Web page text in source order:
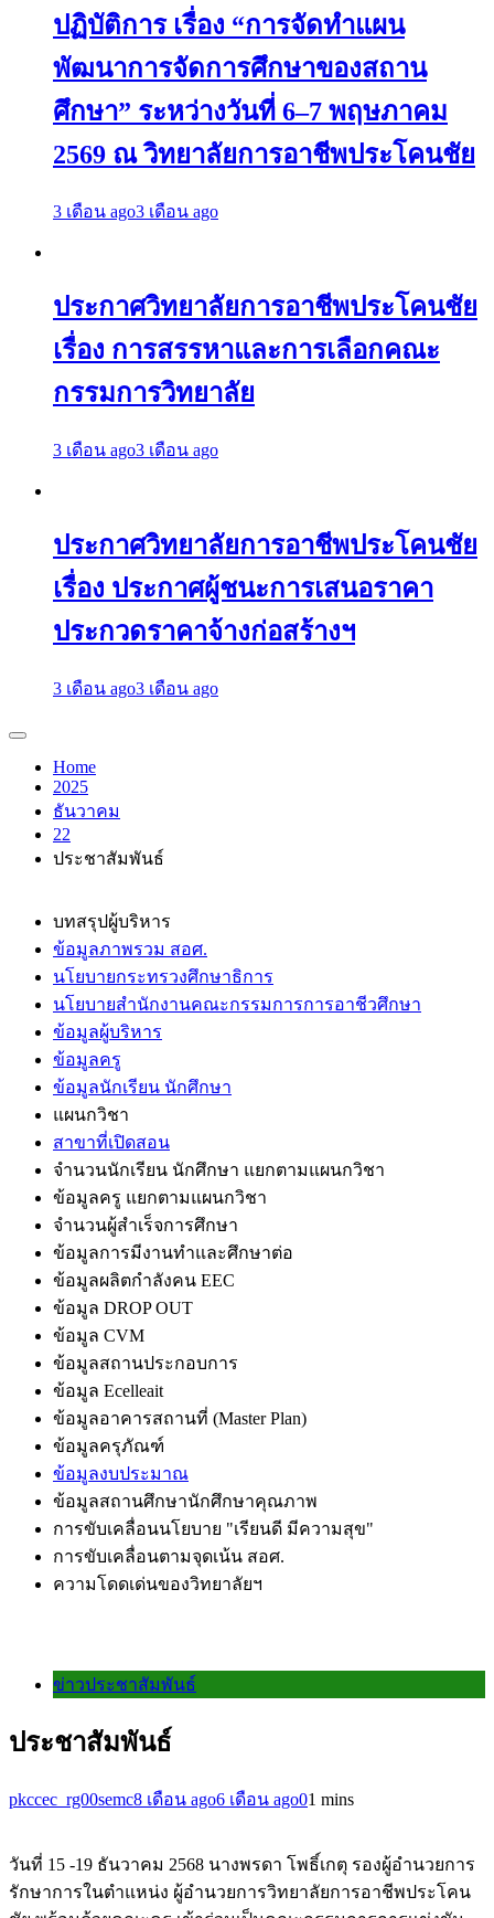
ปฏิบัติการ เรื่อง “การจัดทำแผน
พัฒนาการจัดการศึกษาของสถาน
ศึกษา” ระหว่างวันที่ 6–7 พฤษภาคม
2569 ณ วิทยาลัยการอาชีพประโคนชัย
3 เดือน ago3 เดือน ago
ประกาศวิทยาลัยการอาชีพประโคนชัย
เรื่อง การสรรหาและการเลือกคณะ
กรรมการวิทยาลัย
3 เดือน ago3 เดือน ago
ประกาศวิทยาลัยการอาชีพประโคนชัย
เรื่อง ประกาศผู้ชนะการเสนอราคา
ประกวดราคาจ้างก่อสร้างฯ
3 เดือน ago3 เดือน ago
Home
2025
ธันวาคม
22
ประชาสัมพันธ์
บทสรุปผู้บริหาร
ข้อมูลภาพรวม สอศ.
นโยบายกระทรวงศึกษาธิการ
นโยบายสำนักงานคณะกรรมการการอาชีวศึกษา
ข้อมูลผู้บริหาร
ข้อมูลครู
ข้อมูลนักเรียน นักศึกษา
แผนกวิชา
สาขาที่เปิดสอน
จำนวนนักเรียน นักศึกษา แยกตามแผนกวิชา
ข้อมูลครู แยกตามแผนกวิชา
จำนวนผู้สำเร็จการศึกษา
ข้อมูลการมีงานทำและศึกษาต่อ
ข้อมูลผลิตกำลังคน EEC
ข้อมูล DROP OUT
ข้อมูล CVM
ข้อมูลสถานประกอบการ
ข้อมูล Ecelleait
ข้อมูลอาคารสถานที่ (Master Plan)
ข้อมูลครุภัณฑ์
ข้อมูลงบประมาณ
ข้อมูลสถานศึกษานักศึกษาคุณภาพ
การขับเคลื่อนนโยบาย "เรียนดี มีความสุข"
การขับเคลื่อนตามจุดเน้น สอศ.
ความโดดเด่นของวิทยาลัยฯ
ข่าวประชาสัมพันธ์
ประชาสัมพันธ์
pkccec_rg00semc8 เดือน ago6 เดือน ago01 mins
วันที่ 15 -19 ธันวาคม 2568 นางพรดา โพธิ์เกตุ รองผู้อำนวยการ
รักษาการในตำแหน่ง ผู้อำนวยการวิทยาลัยการอาชีพประโคน